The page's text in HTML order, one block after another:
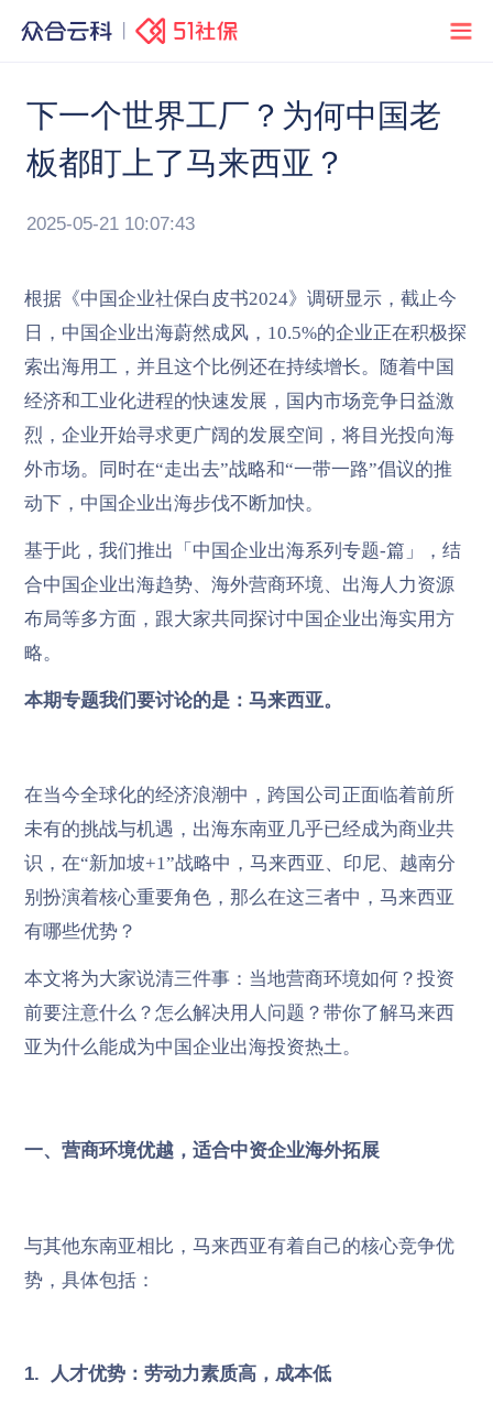
下一个世界工厂？为何中国老
板都盯上了马来西亚？
2025-05-21 10:07:43
根据《中国企业社保白皮书2024》调研显示，截止今
日，中国企业出海蔚然成风，10.5%的企业正在积极探
索出海用工，并且这个比例还在持续增长。随着中国
经济和工业化进程的快速发展，国内市场竞争日益激
烈，企业开始寻求更广阔的发展空间，将目光投向海
外市场。同时在“走出去”战略和“一带一路”倡议的推
动下，中国企业出海步伐不断加快。
基于此，我们推出「中国企业出海系列专题-篇」，结
合中国企业出海趋势、海外营商环境、出海人力资源
布局等多方面，跟大家共同探讨中国企业出海实用方
略。
本期专题我们要讨论的是：马来西亚。
在当今全球化的经济浪潮中，跨国公司正面临着前所
未有的挑战与机遇，出海东南亚几乎已经成为商业共
识，在“新加坡+1”战略中，马来西亚、印尼、越南分
别扮演着核心重要角色，那么在这三者中，马来西亚
有哪些优势？
本文将为大家说清三件事：当地营商环境如何？投资
前要注意什么？怎么解决用人问题？带你了解马来西
亚为什么能成为中国企业出海投资热土。
一、营商环境优越，适合中资企业海外拓展
与其他东南亚相比，马来西亚有着自己的核心竞争优
势，具体包括：
1. 人才优势：劳动力素质高，成本低